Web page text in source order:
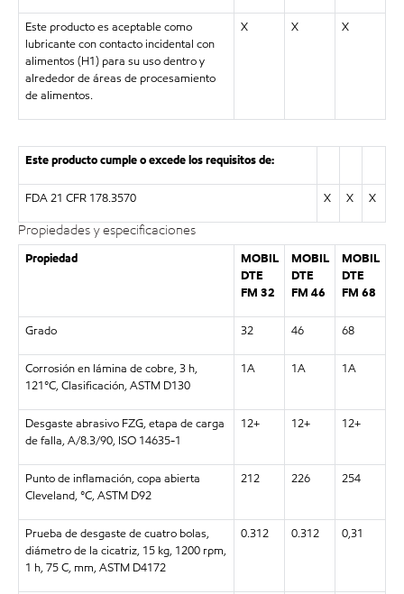
Este producto es aceptable como
lubricante con contacto incidental con
alimentos (H1) para su uso dentro y
alrededor de áreas de procesamiento
de alimentos.
X X X
Este producto cumple o excede los requisitos de:
FDA 21 CFR 178.3570 X X X
Propiedades y especificaciones
Propiedad
MOBIL
DTE
FM 32
MOBIL
DTE
FM 46
MOBIL
DTE
FM 68
Grado 32 46 68
Corrosión en lámina de cobre, 3 h,
121°C, Clasificación, ASTM D130
1A 1A 1A
Desgaste abrasivo FZG, etapa de carga
de falla, A/8.3/90, ISO 14635-1
12+ 12+ 12+
Punto de inflamación, copa abierta
Cleveland, °C, ASTM D92
212 226 254
Prueba de desgaste de cuatro bolas,
diámetro de la cicatriz, 15 kg, 1200 rpm,
1 h, 75 C, mm, ASTM D4172
0.312 0.312 0,31